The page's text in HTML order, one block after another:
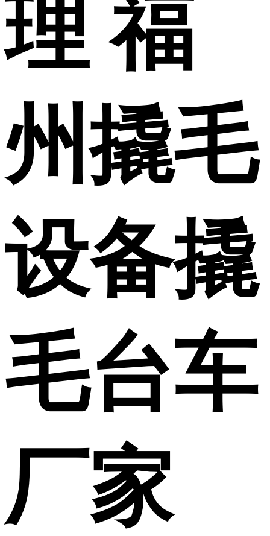
理 福
州撬毛
设备撬
毛台车
厂家